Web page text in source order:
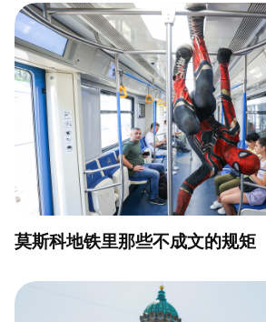
莫斯科地铁里那些不成文的规矩